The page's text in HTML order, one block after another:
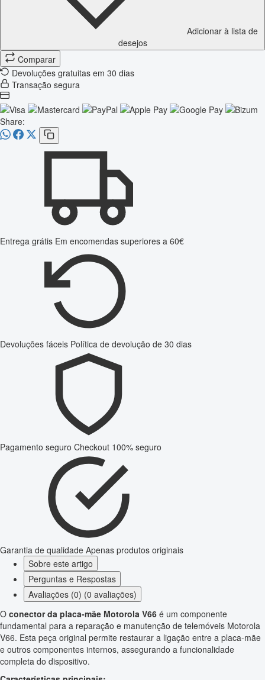
Adicionar à lista de
desejos
Comparar
Devoluções gratuitas em 30 dias
Transação segura
Share:
Entrega grátis Em encomendas superiores a 60€
Devoluções fáceis Política de devolução de 30 dias
Pagamento seguro Checkout 100% seguro
Garantia de qualidade Apenas produtos originais
Sobre este artigo
Perguntas e Respostas
Avaliações (0) (0 avaliações)
O conector da placa-mãe Motorola V66 é um componente
fundamental para a reparação e manutenção de telemóveis Motorola
V66. Esta peça original permite restaurar a ligação entre a placa-mãe
e outros componentes internos, assegurando a funcionalidade
completa do dispositivo.